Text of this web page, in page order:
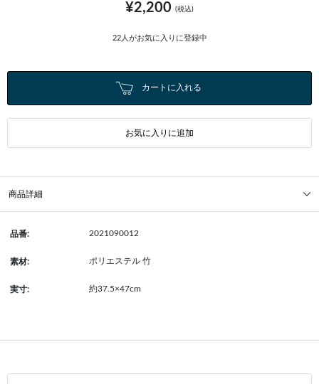
¥2,200 (税込)
22人がお気に入りに登録中
カートに入れる
お気に入りに追加
商品詳細
品番: 2021090012
素材: ポリエステル 竹
実寸: 約37.5×47cm